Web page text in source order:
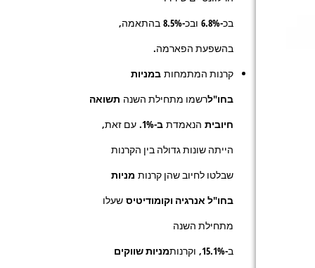
בכ-6.8% ובכ-8.5% בהתאמה,
בהשפעת הפארמה.
קרנות המתמחות במניות
בחו"לרשמו מתחילת השנה תשואה
חיובית הנאמדת ב-1%.
עם זאת,
הייתה שונות גדולה בין הקרנות
שבלטו לחיוב שהן קרנות מניות
בחו"ל אנרגיה וקומודיטיס שעלו
מתחילת השנה
ב-15.1%, וקרנותמניות שווקים